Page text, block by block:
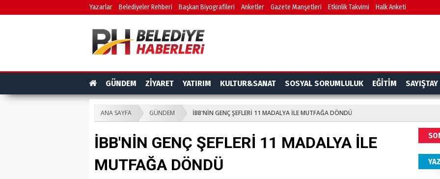
Yazarlar Belediyeler Rehberi Başkan Biyografileri Anketler Gazete Manşetleri Etkinlik Takvimi Halk Anketi
GÜNDEM ZİYARET YATIRIM KULTUR&SANAT SOSYAL SORUMLULUK EĞİTİM SAYIŞTAY
ANA SAYFA GÜNDEM İBB'NİN GENÇ ŞEFLERİ 11 MADALYA İLE MUTFAĞA DÖNDÜ
İBB'NİN GENÇ ŞEFLERİ 11 MADALYA İLE
MUTFAĞA DÖNDÜ